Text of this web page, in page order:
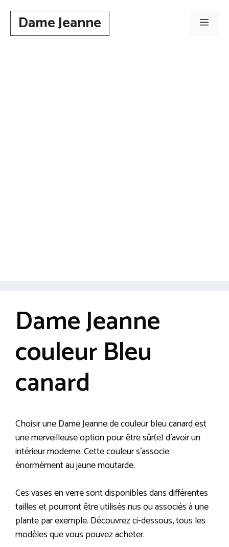
contenuDame Jeanne Menu
Dame Jeanne
couleur Bleu
canard
Choisir une Dame Jeanne de couleur bleu canard est
une merveilleuse option pour être sûr(e) d’avoir un
intérieur moderne. Cette couleur s’associe
énormément au jaune moutarde.
Ces vases en verre sont disponibles dans différentes
tailles et pourront être utilisés nus ou associés à une
plante par exemple. Découvrez ci-dessous, tous les
modèles que vous pouvez acheter.